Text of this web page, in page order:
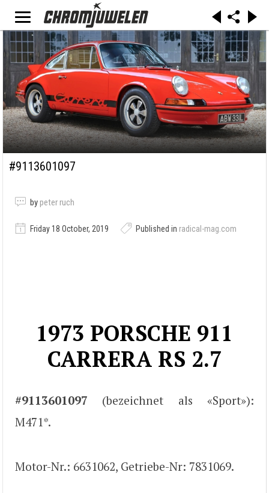
#9113601097
by peter ruch
Friday 18 October, 2019 Published in radical-mag.com
1973 PORSCHE 911
CARRERA RS 2.7
#9113601097 (bezeichnet als «Sport»):
M471*.
Motor-Nr.: 6631062, Getriebe-Nr: 7831069.